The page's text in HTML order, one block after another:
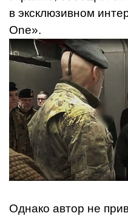
в эксклюзивном
One».
Однако автор не